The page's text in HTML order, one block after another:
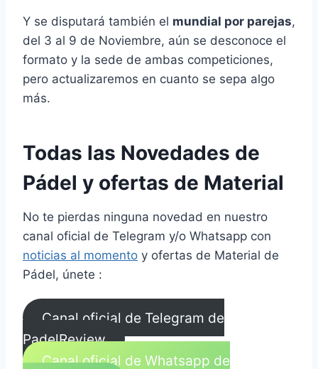
Y se disputará también el mundial por parejas,
del 3 al 9 de Noviembre, aún se desconoce el
formato y la sede de ambas competiciones,
pero actualizaremos en cuanto se sepa algo
más.
Todas las Novedades de
Pádel y ofertas de Material
No te pierdas ninguna novedad en nuestro
canal oficial de Telegram y/o Whatsapp con
noticias al momento y ofertas de Material de
Pádel, únete :
Canal oficial de Telegram de
PadelReview
Canal oficial de Whatsapp de